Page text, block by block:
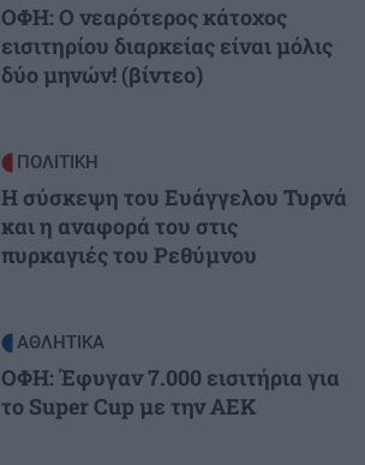
ΟΦΗ: Ο νεαρότερος κάτοχος
εισιτηρίου διαρκείας είναι μόλις
δύο μηνών! (βίντεο)
ΠΟΛΙΤΙΚΗ
Η σύσκεψη του Ευάγγελου Τυρνά
και η αναφορά του στις
πυρκαγιές του Ρεθύμνου
ΑΘΛΗΤΙΚΑ
ΟΦΗ: Έφυγαν 7.000 εισιτήρια για
το Super Cup με την ΑΕΚ